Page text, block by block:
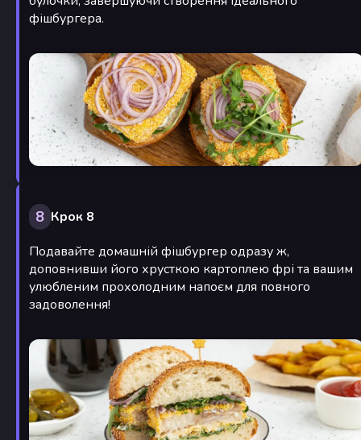
фішбургера.
8 Крок 8
Подавайте домашній фішбургер одразу ж,
доповнивши його хрусткою картоплею фрі та вашим
улюбленим прохолодним напоєм для повного
задоволення!